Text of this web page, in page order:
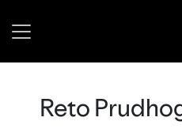
Reto